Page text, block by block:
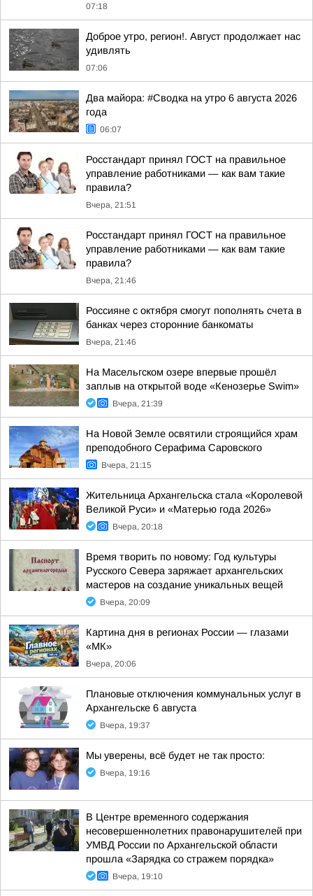
07:18
Доброе утро, регион!. Август продолжает нас
удивлять
07:06
Два майора: #Сводка на утро 6 августа 2026
года
06:07
Росстандарт принял ГОСТ на правильное
управление работниками — как вам такие
правила?
Вчера, 21:51
Росстандарт принял ГОСТ на правильное
управление работниками — как вам такие
правила?
Вчера, 21:46
Россияне с октября смогут пополнять счета в
банках через сторонние банкоматы
Вчера, 21:46
На Масельгском озере впервые прошёл
заплыв на открытой воде «Кенозерье Swim»
Вчера, 21:39
На Новой Земле освятили строящийся храм
преподобного Серафима Саровского
Вчера, 21:15
Жительница Архангельска стала «Королевой
Великой Руси» и «Матерью года 2026»
Вчера, 20:18
Время творить по новому: Год культуры
Русского Севера заряжает архангельских
мастеров на создание уникальных вещей
Вчера, 20:09
Картина дня в регионах России — глазами
«МК»
Вчера, 20:06
Плановые отключения коммунальных услуг в
Архангельске 6 августа
Вчера, 19:37
Мы уверены, всё будет не так просто:
Вчера, 19:16
В Центре временного содержания
несовершеннолетних правонарушителей при
УМВД России по Архангельской области
прошла «Зарядка со стражем порядка»
Вчера, 19:10